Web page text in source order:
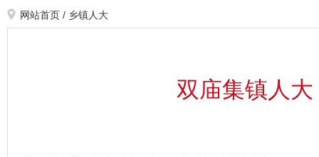
网站首页 / 乡镇人大
双庙集镇人